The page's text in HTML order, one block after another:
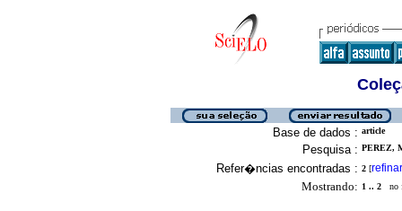
Base de dados : article
Pesquisa : PEREZ,
Refer�ncias encontradas : 2 [refinar
Mostrando: 1 .. 2 no